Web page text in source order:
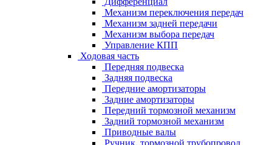
Механизм переключения передач
Механизм задней передачи
Механизм выбора передач
Управление КПП
Ходовая часть
Передняя подвеска
Задняя подвеска
Передние амортизаторы
Задние амортизаторы
Передний тормозной механизм
Задний тормозной механизм
Приводные валы
Ручник, тормозной трубопровод